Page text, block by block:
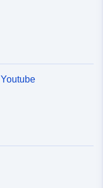
Youtube